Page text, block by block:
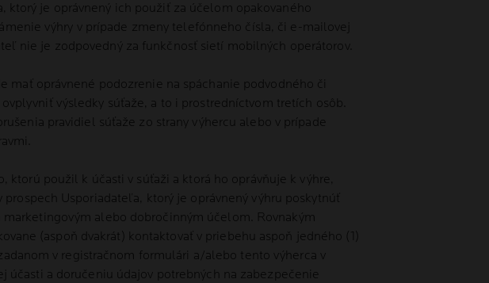
ktorý je oprávnený ich použiť za účelom opakovaného
výhry v prípade zmeny telefónneho čísla, či e-mailovej
nie je zodpovedný za funkčnosť sietí mobilných operátorov.
oprávnené podozrenie na spáchanie podvodného či
výsledky súťaže, a to i prostredníctvom tretích osôb.
pravidiel súťaže zo strany výhercu alebo v prípade
použil k účasti v súťaži a ktorá ho oprávňuje k výhre,
Usporiadateľa, ktorý je oprávnený výhru poskytnúť
alebo dobročinným účelom. Rovnakým
(aspoň dvakrát) kontaktovať v priebehu aspoň jedného (1)
v registračnom formulári a/alebo tento výherca v
účasti a doručeniu údajov potrebných na zabezpečenie